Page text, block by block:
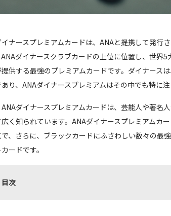
ナースプレミアムカードは、ANAと提携して発行
ダイナースクラブカードの上位に位置し、世界
供する最強のプレミアムカードです。ダイナース
り、ANAダイナースプレミアムはその中でも特に
ダイナースプレミアムカードは、芸能人や著名
広く知られています。ANAダイナースプレミアムカ
、さらに、ブラックカードにふさわしい数々の最
ードです。
目次